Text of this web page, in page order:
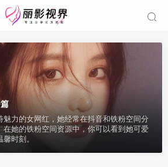
魅力的女网红，她经常在抖音和铁粉空间分
她的铁粉空间资源中，你可以看到她可爱
时刻。